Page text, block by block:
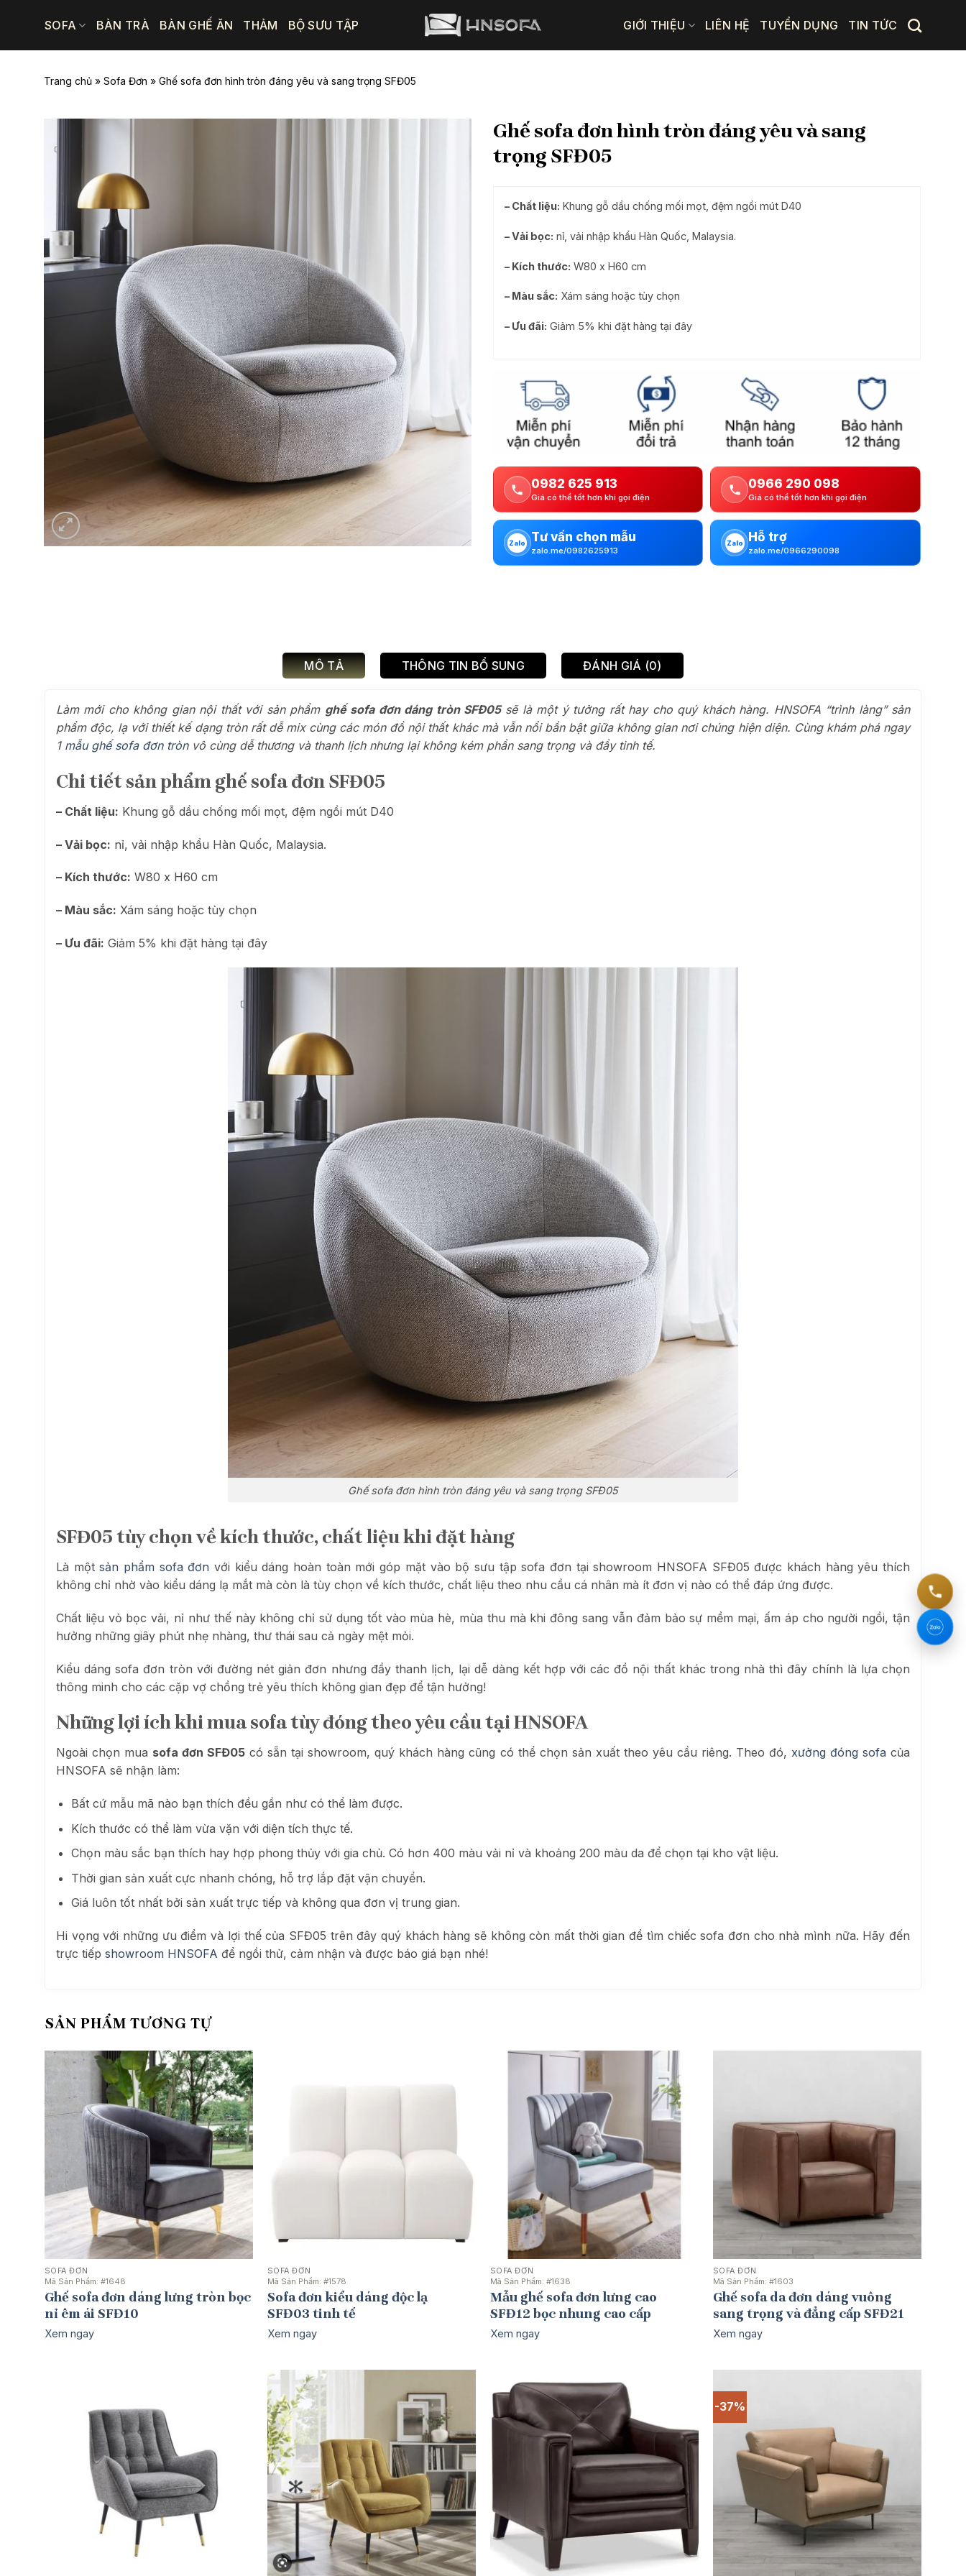
SOFA BÀN TRÀ BÀN GHẾ ĂN THẢM BỘ SƯU TẬP GIỚI THIỆU LIÊN HỆ TUYỂN DỤNG TIN TỨC
Trang chủ» Sofa Đơn » Ghế sofa đơn hình tròn đáng yêu và sang trọng SFĐ05
Ghế sofa đơn hình tròn đáng yêu và sang
trọng SFĐ05
– Chất liệu: Khung gỗ dầu chống mối mọt, đệm ngồi mút D40
– Vải bọc: nỉ, vải nhập khẩu Hàn Quốc, Malaysia.
– Kích thước: W80 x H60 cm
– Màu sắc: Xám sáng hoặc tùy chọn
– Ưu đãi: Giảm 5% khi đặt hàng tại đây
0982 625 913
Giá có thể tốt hơn khi gọi điện
0966 290 098
Giá có thể tốt hơn khi gọi điện
Zalo Tư vấn chọn mẫu
zalo.me/0982625913
Zalo Hỗ trợ
zalo.me/0966290098
MÔ TẢ THÔNG TIN BỔ SUNG ĐÁNH GIÁ (0)
Làm mới cho không gian nội thất với sản phẩm ghế sofa đơn dáng tròn SFĐ05sẽ là một ý tưởng rất hay cho quý khách hàng. HNSOFA “trình làng” sản
phẩm độc, lạ với thiết kế dạng tròn rất dễ mix cùng các món đồ nội thất khác mà vẫn nổi bần bật giữa không gian nơi chúng hiện diện. Cùng khám phá ngay
1 mẫu ghế sofa đơn trònvô cùng dễ thương và thanh lịch nhưng lại không kém phần sang trọng và đầy tinh tế.
Chi tiết sản phẩm ghế sofa đơn SFĐ05
– Chất liệu: Khung gỗ dầu chống mối mọt, đệm ngồi mút D40
– Vải bọc: nỉ, vải nhập khẩu Hàn Quốc, Malaysia.
– Kích thước: W80 x H60 cm
– Màu sắc: Xám sáng hoặc tùy chọn
– Ưu đãi: Giảm 5% khi đặt hàng tại đây
Ghế sofa đơn hình tròn đáng yêu và sang trọng SFĐ05
SFĐ05 tùy chọn về kích thước, chất liệu khi đặt hàng
Là mộtsản phẩm sofa đơn với kiểu dáng hoàn toàn mới góp mặt vào bộ sưu tập sofa đơn tại showroom HNSOFA SFĐ05 được khách hàng yêu thích
không chỉ nhờ vào kiểu dáng lạ mắt mà còn là tùy chọn về kích thước, chất liệu theo nhu cầu cá nhân mà ít đơn vị nào có thể đáp ứng được.
Chất liệu vỏ bọc vải, nỉ như thế này không chỉ sử dụng tốt vào mùa hè, mùa thu mà khi đông sang vẫn đảm bảo sự mềm mại, ấm áp cho người ngồi, tận
hưởng những giây phút nhẹ nhàng, thư thái sau cả ngày mệt mỏi.
Kiểu dáng sofa đơn tròn với đường nét giản đơn nhưng đầy thanh lịch, lại dễ dàng kết hợp với các đồ nội thất khác trong nhà thì đây chính là lựa chọn
thông minh cho các cặp vợ chồng trẻ yêu thích không gian đẹp để tận hưởng!
Những lợi ích khi mua sofa tùy đóng theo yêu cầu tại HNSOFA
Ngoài chọn mua sofa đơn SFĐ05 có sẵn tại showroom, quý khách hàng cũng có thể chọn sản xuất theo yêu cầu riêng. Theo đó, xưởng đóng sofa của
HNSOFA sẽ nhận làm:
Bất cứ mẫu mã nào bạn thích đều gần như có thể làm được.
Kích thước có thể làm vừa vặn với diện tích thực tế.
Chọn màu sắc bạn thích hay hợp phong thủy với gia chủ. Có hơn 400 màu vải nỉ và khoảng 200 màu da để chọn tại kho vật liệu.
Thời gian sản xuất cực nhanh chóng, hỗ trợ lắp đặt vận chuyển.
Giá luôn tốt nhất bởi sản xuất trực tiếp và không qua đơn vị trung gian.
Hi vọng với những ưu điểm và lợi thế của SFĐ05 trên đây quý khách hàng sẽ không còn mất thời gian để tìm chiếc sofa đơn cho nhà mình nữa. Hãy đến
trực tiếp showroom HNSOFA để ngồi thử, cảm nhận và được báo giá bạn nhé!
SẢN PHẨM TƯƠNG TỰ
SOFA ĐƠN
Mã Sản Phẩm: #1648
Ghế sofa đơn dáng lưng tròn bọc
nỉ êm ái SFĐ10
Xem ngay
SOFA ĐƠN
Mã Sản Phẩm: #1578
Sofa đơn kiểu dáng độc lạ
SFĐ03 tinh tế
Xem ngay
SOFA ĐƠN
Mã Sản Phẩm: #1638
Mẫu ghế sofa đơn lưng cao
SFĐ12 bọc nhung cao cấp
Xem ngay
SOFA ĐƠN
Mã Sản Phẩm: #1603
Ghế sofa da đơn dáng vuông
sang trọng và đẳng cấp SFĐ21
Xem ngay
-37%